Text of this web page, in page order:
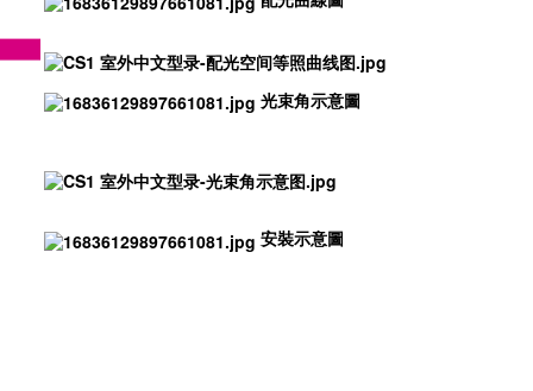
光束角示意圖
安裝示意圖